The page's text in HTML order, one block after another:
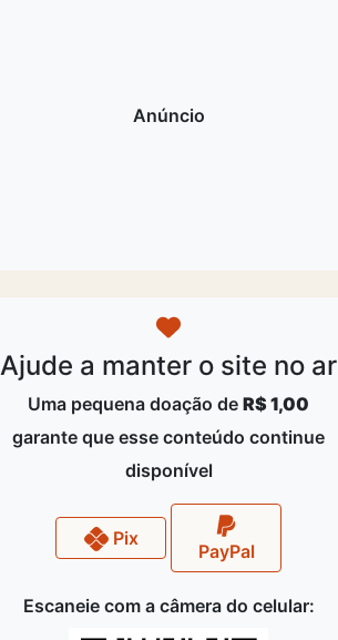
Ajude a manter o site no ar
Uma pequena doação de R$ 1,00
garante que esse conteúdo continue
disponível
Pix
PayPal
Escaneie com a câmera do celular: